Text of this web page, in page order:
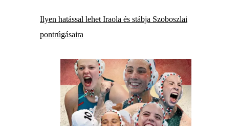
Ilyen hatással lehet Iraola és stábja Szoboszlai
pontrúgásaira